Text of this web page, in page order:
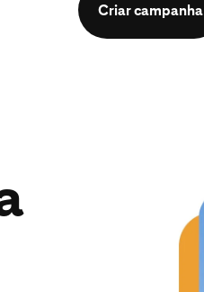
Criar campanha